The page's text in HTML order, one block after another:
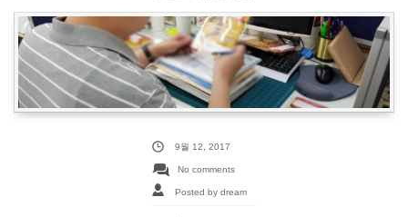
9월 12, 2017
No comments
Posted by dream